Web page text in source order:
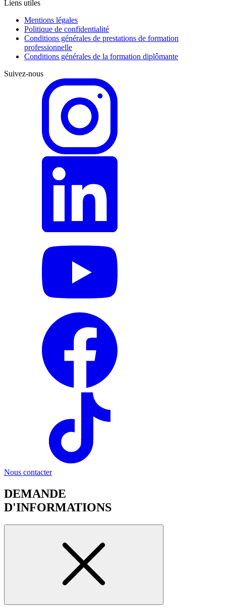
Liens utiles
Mentions légales
Politique de confidentialité
Conditions générales de prestations de formation
professionnelle
Conditions générales de la formation diplômante
Suivez-nous
Nous contacter
DEMANDE
D'INFORMATIONS